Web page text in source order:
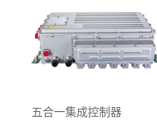
五合⼀集成控制器